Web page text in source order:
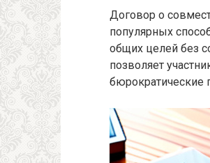
Договор о
популярных
общих целей без
позволяет
бюрократические